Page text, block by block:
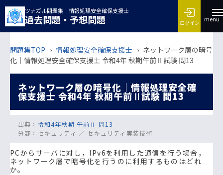
ツナガル問題集 情報処理安全確保支援士
過去問題・予想問題 ログイン menu
問題集TOP › 情報処理安全確保支援士 › ネットワーク層の暗号
化｜情報処理安全確保支援士 令和4年 秋期午前Ⅱ試験 問13
ネットワーク層の暗号化｜情報処理安全確
保支援士 令和4年 秋期午前Ⅱ試験 問13
出典： 令和4年秋期 午前Ⅱ 問13
分野： セキュリティ ／ セキュリティ実装技術
PCからサーバに対し，IPv6を利用した通信を行う場合，
ネットワーク層で暗号化を行うのに利用するものはどれ
か。